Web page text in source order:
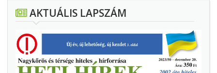
AKTUÁLIS LAPSZÁM